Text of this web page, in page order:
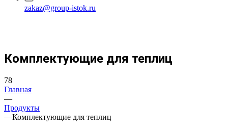
zakaz@group-istok.ru
Комплектующие для теплиц
78
Главная
—
Продукты
—Комплектующие для теплиц